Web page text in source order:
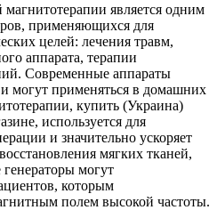
магнитотерапии является одним
применяющихся для
целей: лечения травм,
аппарата, терапии
Современные аппараты
могут применяться в домашних
купить (Украина)
используется для
и значительно ускоряет
мягких тканей,
могут
которым
полем высокой частоты.